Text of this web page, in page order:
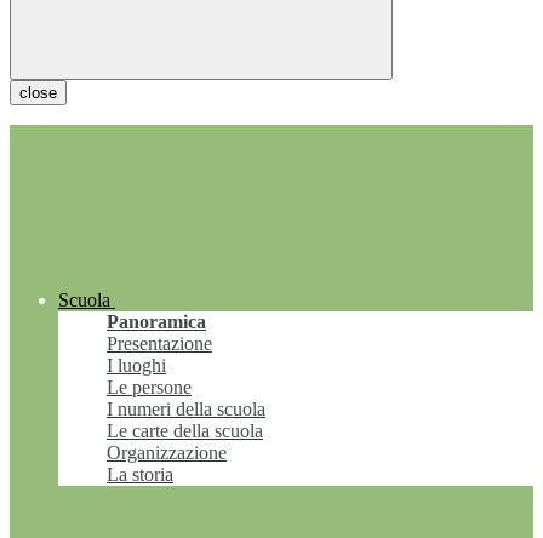
close
Scuola
Panoramica
Presentazione
I luoghi
Le persone
I numeri della scuola
Le carte della scuola
Organizzazione
La storia